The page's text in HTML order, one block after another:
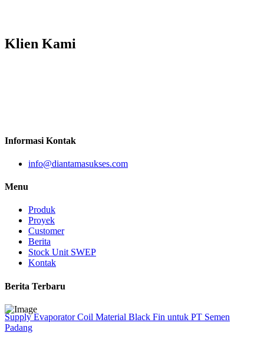
Klien Kami
Informasi Kontak
info@diantamasukses.com
Menu
Produk
Proyek
Customer
Berita
Stock Unit SWEP
Kontak
Berita Terbaru
Supply Evaporator Coil Material Black Fin untuk PT Semen
Padang